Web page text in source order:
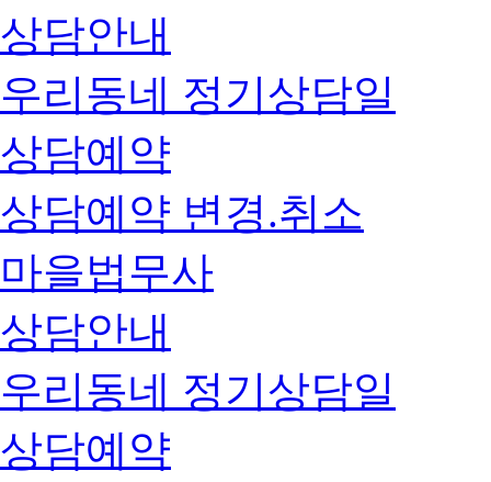
상담안내
우리동네 정기상담일
상담예약
상담예약 변경.취소
마을법무사
상담안내
우리동네 정기상담일
상담예약